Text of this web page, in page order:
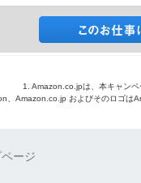
1. Amazon.co.jpは、本キャン
、Amazon.co.jp およびそのロゴは
ージ